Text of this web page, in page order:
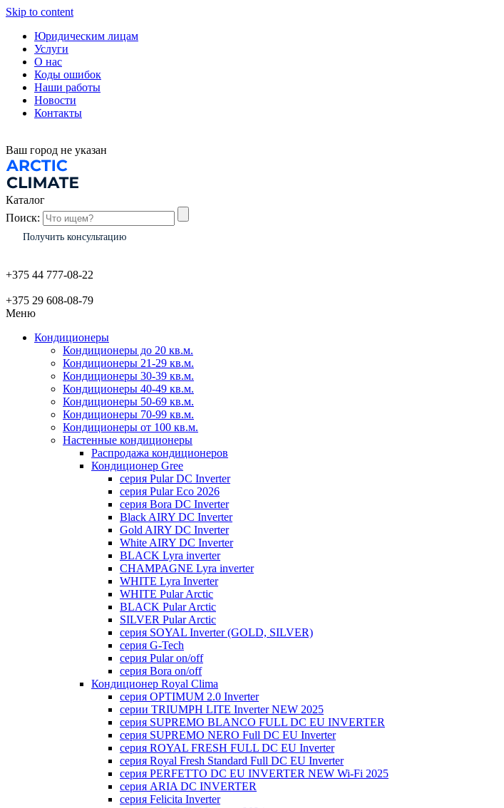
Skip to content
Юридическим лицам
Услуги
О нас
Коды ошибок
Наши работы
Новости
Контакты
Ваш город не указан
Каталог
Поиск:
Получить консультацию
+375 44 777-08-22
+375 29 608-08-79
Меню
Кондиционеры
Кондиционеры до 20 кв.м.
Кондиционеры 21-29 кв.м.
Кондиционеры 30-39 кв.м.
Кондиционеры 40-49 кв.м.
Кондиционеры 50-69 кв.м.
Кондиционеры 70-99 кв.м.
Кондиционеры от 100 кв.м.
Настенные кондиционеры
Распродажа кондиционеров
Кондиционер Gree
серия Pular DC Inverter
серия Pular Eco 2026
серия Bora DC Inverter
Black AIRY DC Inverter
Gold AIRY DC Inverter
White AIRY DC Inverter
BLACK Lyra inverter
CHAMPAGNE Lyra inverter
WHITE Lyra Inverter
WHITE Pular Arctic
BLACK Pular Arctic
SILVER Pular Arctic
серия SOYAL Inverter (GOLD, SILVER)
серия G-Tech
серия Pular on/off
серия Bora on/off
Кондиционер Royal Clima
серия OPTIMUM 2.0 Inverter
серии TRIUMPH LITE Inverter NEW 2025
серия SUPREMO BLANCO FULL DC EU INVERTER
серия SUPREMO NERO Full DC EU Inverter
серия ROYAL FRESH FULL DC EU Inverter
серия Royal Fresh Standard Full DC EU Inverter
серия PERFETTO DC EU INVERTER NEW Wi-Fi 2025
серия ARIA DC INVERTER
серия Felicita Inverter